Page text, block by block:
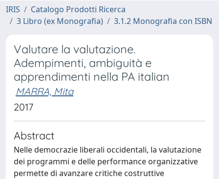
IRIS
Catalogo Prodotti Ricerca
3 Libro (ex Monografia)
3.1.2 Monografia con ISBN
Valutare la valutazione.
Adempimenti, ambiguità e
apprendimenti nella PA italian
MARRA, Mita
2017
Abstract
Nelle democrazie liberali occidentali, la valutazione
dei programmi e delle performance organizzative
permette di avanzare critiche costruttive